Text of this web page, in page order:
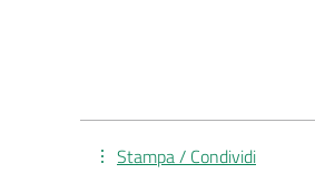
Stampa / Condividi